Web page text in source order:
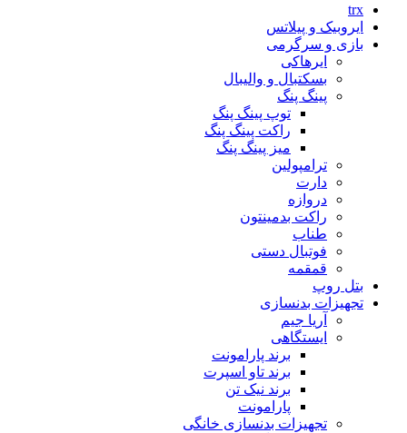
trx
ایروبیک و پیلاتس
بازی و سرگرمی
ایرهاکی
بسکتبال و والیبال
پینگ پنگ
توپ پینگ پنگ
راکت پینگ پنگ
میز پینگ پنگ
ترامپولین
دارت
دروازه
راکت بدمینتون
طناب
فوتبال دستی
قمقمه
بتل روپ
تجهیزات بدنسازی
آریا جیم
ایستگاهی
برند پارامونت
برند تاو اسپرت
برند نیک تن
پارامونت
تجهیزات بدنسازی خانگی